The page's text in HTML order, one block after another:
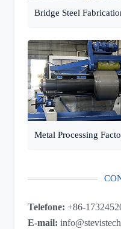
Bridge Steel
Metal Processing
Telefone:+86-
E-mail: